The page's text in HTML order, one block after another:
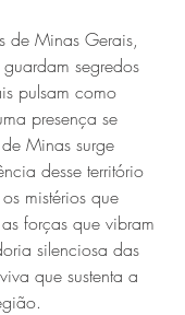
de Minas Gerais,
segredos
pulsam como
presença se
Minas surge
desse território
mistérios que
forças que vibram
silenciosa das
que sustenta a